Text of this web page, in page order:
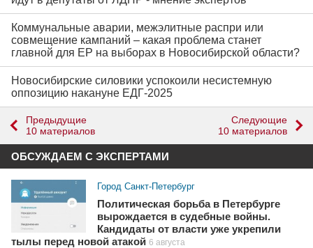
Коммунальные аварии, межэлитные распри или
совмещение кампаний – какая проблема станет
главной для ЕР на выборах в Новосибирской области?
Новосибирские силовики успокоили несистемную
оппозицию накануне ЕДГ-2025
Предыдущие
10 материалов
Следующие
10 материалов
ОБСУЖДАЕМ С ЭКСПЕРТАМИ
Город Санкт-Петербург
Политическая борьба в Петербурге
вырождается в судебные войны.
Кандидаты от власти уже укрепили
тылы перед новой атакой 6 августа